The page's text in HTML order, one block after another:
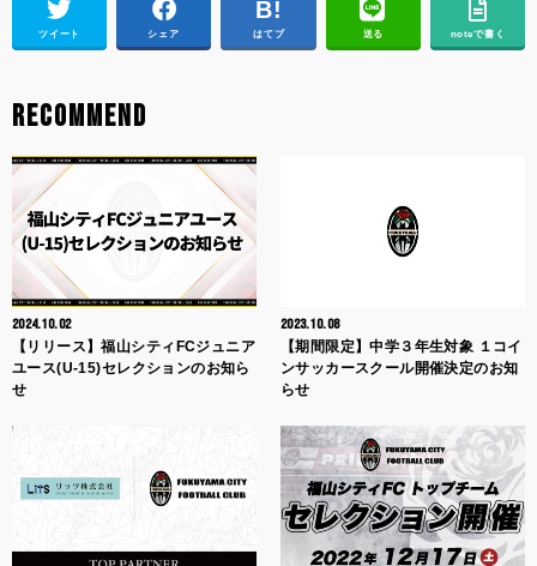
ツイート シェア はてブ 送る noteで書く
RECOMMEND
2024.10.02
【リリース】福山シティFCジュニア
ユース(U-15)セレクションのお知ら
せ
2023.10.08
【期間限定】中学３年生対象 １コイ
ンサッカースクール開催決定のお知
らせ